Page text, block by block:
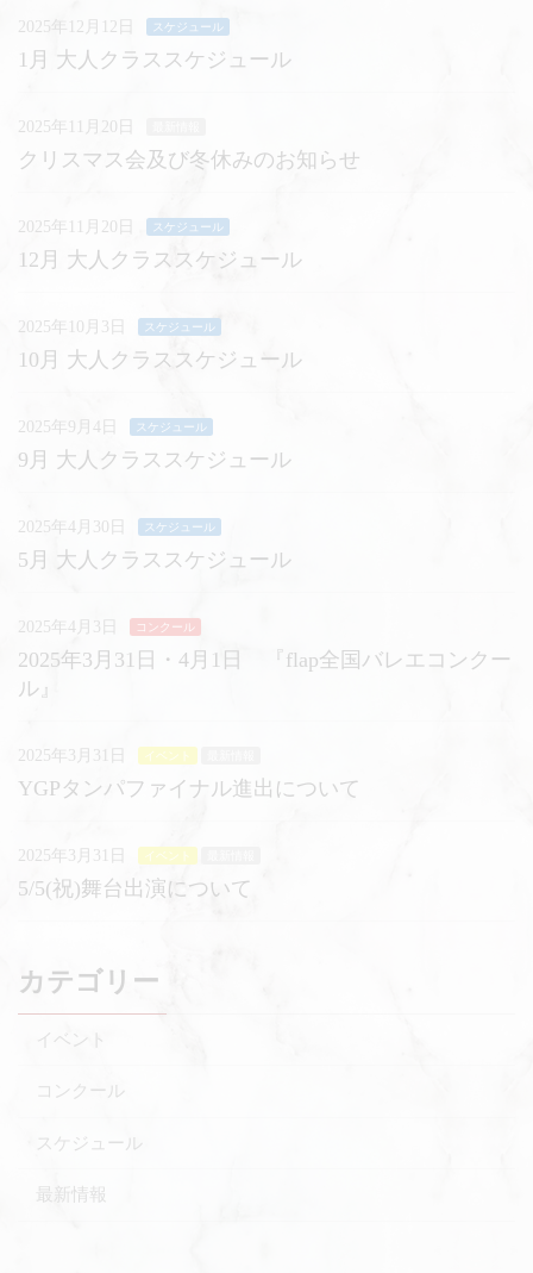
2025年12月12日 スケジュール
1月 大人クラススケジュール
2025年11月20日
クリスマス会及び冬休みのお知らせ
2025年11月20日 スケジュール
12月 大人クラススケジュール
2025年10月3日 スケジュール
10月 大人クラススケジュール
2025年9月4日 スケジュール
9月 大人クラススケジュール
2025年4月30日 スケジュール
5月 大人クラススケジュール
2025年4月3日 コンクール
2025年3月31日・4月1日 『flap全国バレエコンクー
ル』
2025年3月31日 イベント
YGPタンパファイナル進出について
2025年3月31日 イベント
5/5(祝)舞台出演について
カテゴリー
イベント
コンクール
スケジュール
最新情報